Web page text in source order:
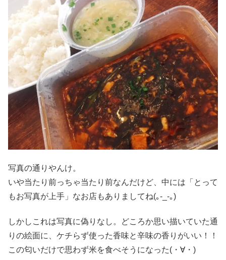
写真の通りやんけ。
いや当たり前っちゃ当たり前なんだけど、中には「とって
もお写真が上手」なお店もありましてね(｡-_-｡)
しかしこれは写真に偽りなし。どころか思い描いていた通
りの絵面に、ケチらず使った香味と辛味の香りがいい！！
この匂いだけで思わず米を食べそうになった(・∀・)